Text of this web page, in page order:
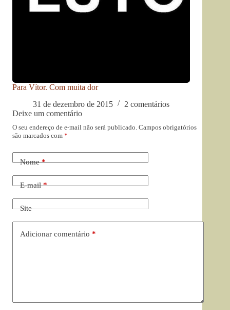
Para Vítor. Com muita dor
31 de dezembro de 2015
2 comentários
Deixe um comentário
O seu endereço de e-mail não será publicado. Campos obrigatórios
são marcados com *
Nome*
E-mail*
Site
Adicionar comentário *